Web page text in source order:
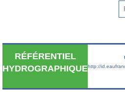
RÉFÉRENTIEL
HYDROGRAPHIQUEhttp://